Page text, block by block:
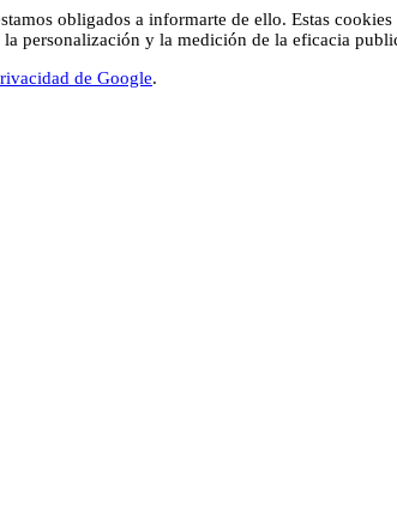
obligados a informarte de ello. Estas cookies
personalización y la medición de la eficacia
de Google.